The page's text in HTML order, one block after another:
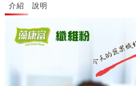
介紹 說明